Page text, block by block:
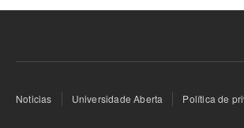
Noticias Universidade Aberta Política de